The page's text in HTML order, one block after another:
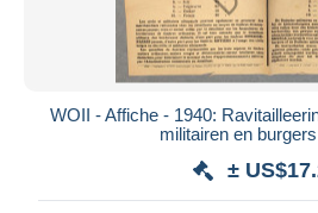
WOII - Affiche - 1940:
militairen en
±